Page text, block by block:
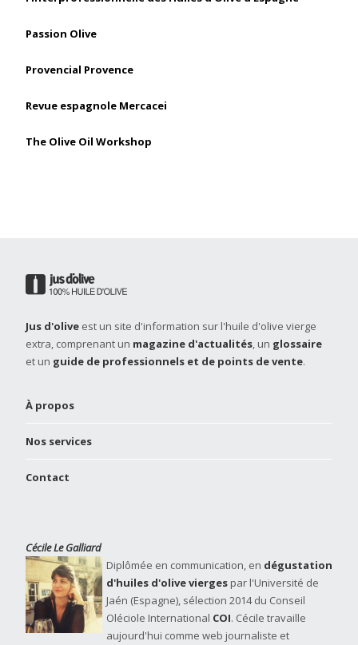
Passion Olive
Provencial Provence
Revue espagnole Mercacei
The Olive Oil Workshop
Jus d'olive est un site d'information sur l'huile d'olive vierge
extra, comprenant un magazine d'actualités, un glossaire
et un guide de professionnels et de points de vente.
À propos
Nos services
Contact
Cécile Le Galliard
Diplômée en communication, en dégustation
d'huiles d'olive vierges par l'Université de
Jaén (Espagne), sélection 2014 du Conseil
Oléciole International COI. Cécile travaille
aujourd'hui comme web journaliste et